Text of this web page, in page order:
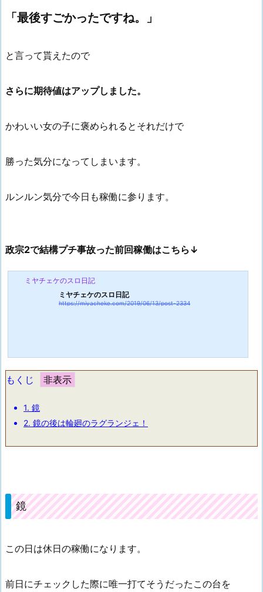
「最後すごかったですね。」
と言って貰えたので
さらに期待値はアップしました。
かわいい女の子に褒められるとそれだけで
勝った気分になってしまいます。
ルンルン気分で今日も稼働に参ります。
政宗2で結構プチ事故った前回稼働はこちら↓
ミヤチェケのスロ日記
ミヤチェケのスロ日記
https://miyacheke.com/2019/06/13/post-2334
もくじ
1. 鏡
2. 鏡の後は輪廻のラグランジェ！
鏡
この日は休日の稼働になります。
前日にチェックした際に唯一打てそうだったこの台を